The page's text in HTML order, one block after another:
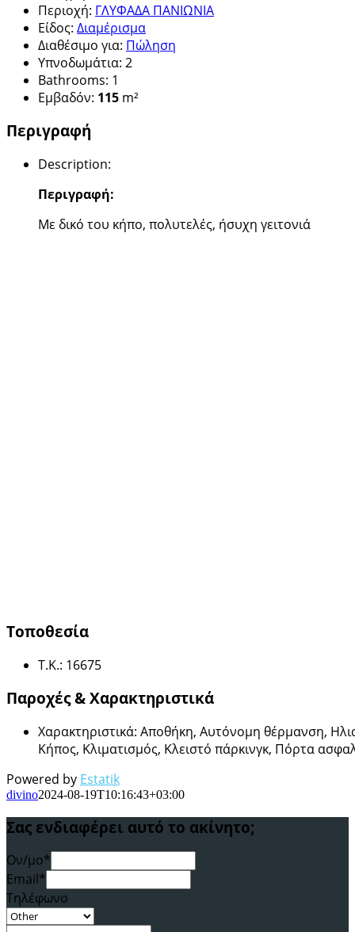
Περιοχή: ΓΛΥΦΑΔΑ ΠΑΝΙΩΝΙΑ
Είδος: Διαμέρισμα
Διαθέσιμο για: Πώληση
Υπνοδωμάτια: 2
Bathrooms: 1
Εμβαδόν: 115 m²
Περιγραφή
Description:
Περιγραφή:
Με δικό του κήπο, πολυτελές, ήσυχη γειτονιά
Τοποθεσία
Τ.Κ.: 16675
Παροχές & Χαρακτηριστικά
Χαρακτηριστικά: Αποθήκη, Αυτόνομη θέρμανση,
Κήπος, Κλιματισμός, Κλειστό πάρκινγκ, Πόρτα
Powered by Estatik
divino2024-08-19T10:16:43+03:00
Σας ενδιαφέρει αυτό το ακίνητο;
Ον/μο*
Email*
Τηλέφωνο